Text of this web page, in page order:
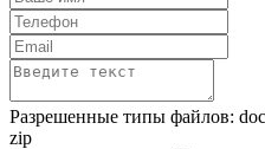
Разрешенные типы файлов:
zip